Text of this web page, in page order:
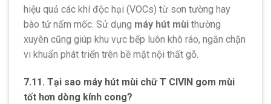
hiệu quả các khí độc hại (VOCs) từ sơn tường hay
bào tử nấm mốc. Sử dụng máy hút mùi thường
xuyên cũng giúp khu vực bếp luôn khô ráo, ngăn chặn
vi khuẩn phát triển trên bề mặt nội thất gỗ.
7.11. Tại sao máy hút mùi chữ T CIVIN gom mùi
tốt hơn dòng kính cong?